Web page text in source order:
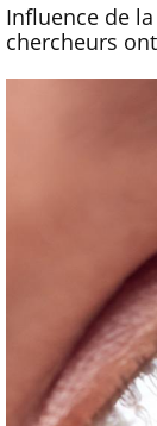
Influence de
chercheurs